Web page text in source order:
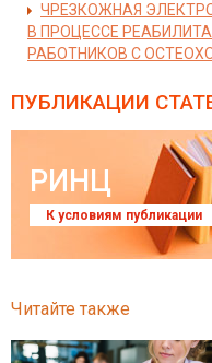
ЧРЕЗКОЖНАЯ
В ПРОЦЕССЕ
РАБОТНИКОВ С
ПУБЛИКАЦИИ
РИНЦ
К условиям публикации
Читайте также